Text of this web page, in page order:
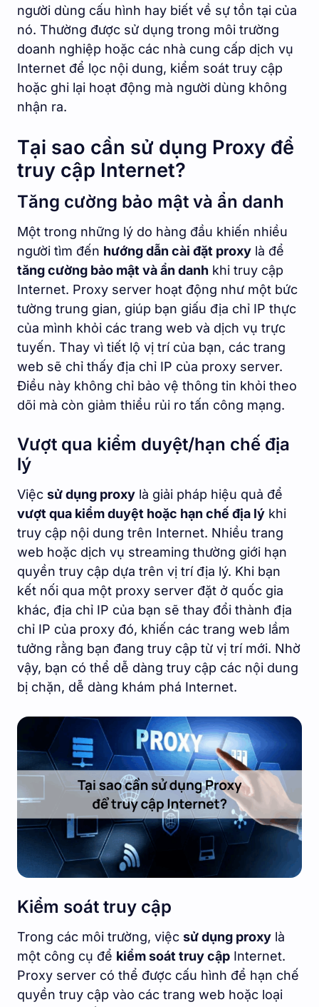
người dùng cấu hình hay biết về sự tồn tại của
nó. Thường được sử dụng trong môi trường
doanh nghiệp hoặc các nhà cung cấp dịch vụ
Internet để lọc nội dung, kiểm soát truy cập
hoặc ghi lại hoạt động mà người dùng không
nhận ra.
Tại sao cần sử dụng Proxy để
truy cập Internet?
Tăng cường bảo mật và ẩn danh
Một trong những lý do hàng đầu khiến nhiều
người tìm đến hướng dẫn cài đặt proxy là để
tăng cường bảo mật và ẩn danh khi truy cập
Internet. Proxy server hoạt động như một bức
tường trung gian, giúp bạn giấu địa chỉ IP thực
của mình khỏi các trang web và dịch vụ trực
tuyến. Thay vì tiết lộ vị trí của bạn, các trang
web sẽ chỉ thấy địa chỉ IP của proxy server.
Điều này không chỉ bảo vệ thông tin khỏi theo
dõi mà còn giảm thiểu rủi ro tấn công mạng.
Vượt qua kiểm duyệt/hạn chế địa
lý
Việc sử dụng proxy là giải pháp hiệu quả để
vượt qua kiểm duyệt hoặc hạn chế địa lý khi
truy cập nội dung trên Internet. Nhiều trang
web hoặc dịch vụ streaming thường giới hạn
quyền truy cập dựa trên vị trí địa lý. Khi bạn
kết nối qua một proxy server đặt ở quốc gia
khác, địa chỉ IP của bạn sẽ thay đổi thành địa
chỉ IP của proxy đó, khiến các trang web lầm
tưởng rằng bạn đang truy cập từ vị trí mới. Nhờ
vậy, bạn có thể dễ dàng truy cập các nội dung
bị chặn, dễ dàng khám phá Internet.
Kiểm soát truy cập
Trong các môi trường, việc sử dụng proxy là
một công cụ để kiểm soát truy cập Internet.
Proxy server có thể được cấu hình để hạn chế
quyền truy cập vào các trang web hoặc loại